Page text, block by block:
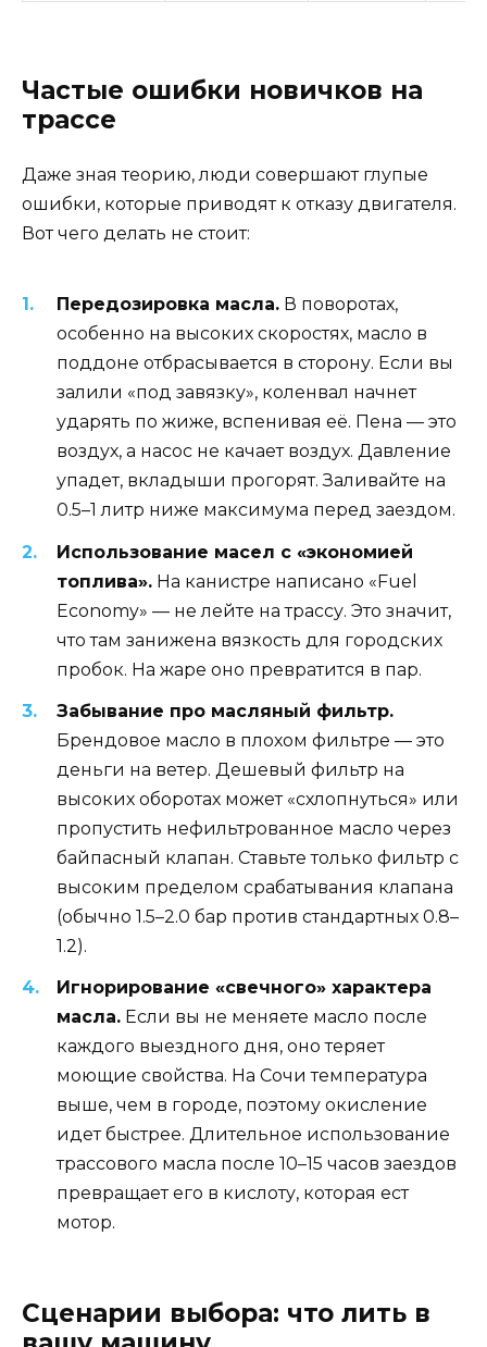
Частые ошибки новичков на
трассе
Даже зная теорию, люди совершают глупые
ошибки, которые приводят к отказу двигателя.
Вот чего делать не стоит:
Передозировка масла. В поворотах,
особенно на высоких скоростях, масло в
поддоне отбрасывается в сторону. Если вы
залили «под завязку», коленвал начнет
ударять по жиже, вспенивая её. Пена — это
воздух, а насос не качает воздух. Давление
упадет, вкладыши прогорят. Заливайте на
0.5–1 литр ниже максимума перед заездом.
Использование масел с «экономией
топлива». На канистре написано «Fuel
Economy» — не лейте на трассу. Это значит,
что там занижена вязкость для городских
пробок. На жаре оно превратится в пар.
Забывание про масляный фильтр.
Брендовое масло в плохом фильтре — это
деньги на ветер. Дешевый фильтр на
высоких оборотах может «схлопнуться» или
пропустить нефильтрованное масло через
байпасный клапан. Ставьте только фильтр с
высоким пределом срабатывания клапана
(обычно 1.5–2.0 бар против стандартных 0.8–
1.2).
Игнорирование «свечного» характера
масла. Если вы не меняете масло после
каждого выездного дня, оно теряет
моющие свойства. На Сочи температура
выше, чем в городе, поэтому окисление
идет быстрее. Длительное использование
трассового масла после 10–15 часов заездов
превращает его в кислоту, которая ест
мотор.
Сценарии выбора: что лить в